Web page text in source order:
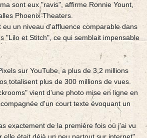
sont eux "ravis", affirme Ronnie Yount,
Phoenix Theaters.
eu un niveau d'affluence comparable dans
"Lilo et Stitch", ce qui semblait impensable
sur YouTube, a plus de 3,2 millions
totalisent plus de 300 millions de vues.
vient d'une photo mise en ligne en
d'un court texte évoquant un
exactement de la première fois où j'ai vu